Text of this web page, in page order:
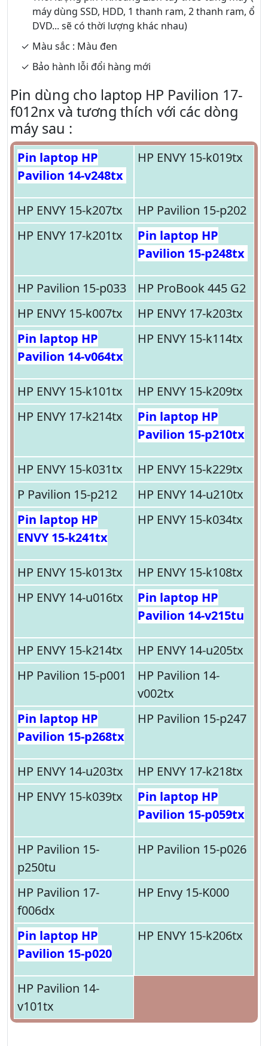
máy dùng SSD, HDD, 1 thanh ram, 2 thanh ram, ổ
DVD... sẽ có thời lượng khác nhau)
Màu sắc : Màu đen
Bảo hành lỗi đổi hàng mới
Pin dùng cho laptop HP Pavilion 17-
f012nx và tương thích với các dòng
máy sau :
Pin laptop HP
Pavilion 14-v248tx
HP ENVY 15-k019tx
HP ENVY 15-k207tx
HP Pavilion 15-p202
HP ENVY 17-k201tx
Pin laptop HP
Pavilion 15-p248tx
HP Pavilion 15-p033
HP ProBook 445 G2
HP ENVY 15-k007tx
HP ENVY 17-k203tx
Pin laptop HP
Pavilion 14-v064tx
HP ENVY 15-k114tx
HP ENVY 15-k101tx
HP ENVY 15-k209tx
HP ENVY 17-k214tx
Pin laptop HP
Pavilion 15-p210tx
HP ENVY 15-k031tx
HP ENVY 15-k229tx
P Pavilion 15-p212
HP ENVY 14-u210tx
Pin laptop HP
ENVY 15-k241tx
HP ENVY 15-k034tx
HP ENVY 15-k013tx
HP ENVY 15-k108tx
HP ENVY 14-u016tx
Pin laptop HP
Pavilion 14-v215tu
HP ENVY 15-k214tx
HP ENVY 14-u205tx
HP Pavilion 15-p001
HP Pavilion 14-
v002tx
Pin laptop HP
Pavilion 15-p268tx
HP Pavilion 15-p247
HP ENVY 14-u203tx
HP ENVY 17-k218tx
HP ENVY 15-k039tx
Pin laptop HP
Pavilion 15-p059tx
HP Pavilion 15-
p250tu
HP Pavilion 15-p026
HP Pavilion 17-
f006dx
HP Envy 15-K000
Pin laptop HP
Pavilion 15-p020
HP ENVY 15-k206tx
HP Pavilion 14-
v101tx